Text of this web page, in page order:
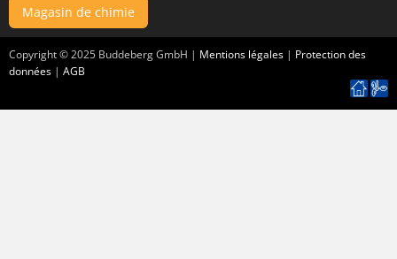
Magasin de chimie
Copyright ©2025 Buddeberg GmbH | Mentions légales | Protection des
données | AGB